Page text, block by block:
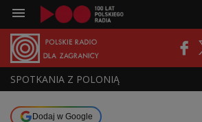
SPOTKANIA Z POLONIĄ
Dodaj w Google